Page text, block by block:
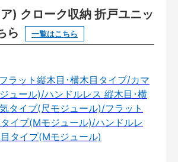
) クローク収納 折戸ユニッ
ら
一覧はこちら
ラット縦木目･横木目タイプ/カマ
ュール)/ハンドルレス 縦木目･横
タイプ(尺モジュール)/フラット
イプ(Mモジュール)/ハンドルレ
タイプ(Mモジュール)